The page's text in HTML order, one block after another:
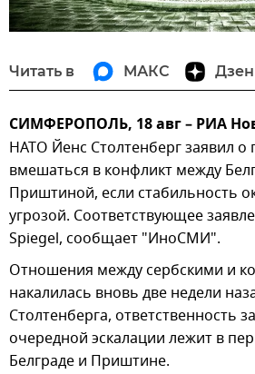
Читать в МАКС Дзен
СИМФЕРОПОЛЬ, 18 авг – РИА
НАТО Йенс Столтенберг заявил о
вмешаться в конфликт между
Приштиной, если стабильность
угрозой. Соответствующее
Spiegel, сообщает "ИноСМИ".
Отношения между сербскими и
накалилась вновь две недели
Столтенберга, ответственность
очередной эскалации лежит в
Белграде и Приштине.